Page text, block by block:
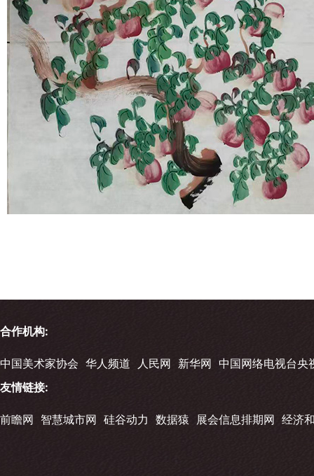
合作机构:
中国美术家协会 华人频道 人民网 新华网 中国网络电视台央
友情链接:
前瞻网 智慧城市网 硅谷动力 数据猿 展会信息排期网 经济